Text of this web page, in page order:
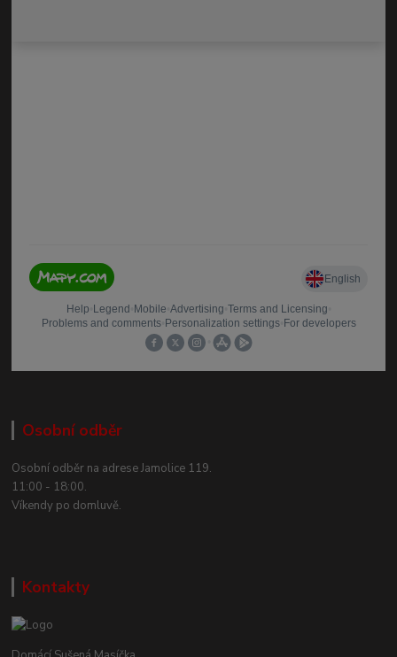
Osobní odběr
Osobní odběr na adrese Jamolice 119.
11:00 - 18:00.
Víkendy po domluvě.
Kontakty